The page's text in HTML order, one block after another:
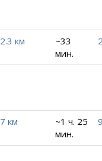
2.3 км
~33
мин.
7 км
~1 ч. 25
мин.